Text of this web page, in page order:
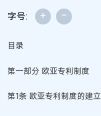
字号: + -
目录
第一部分 欧亚专利制度
第1条 欧亚专利制度的建立